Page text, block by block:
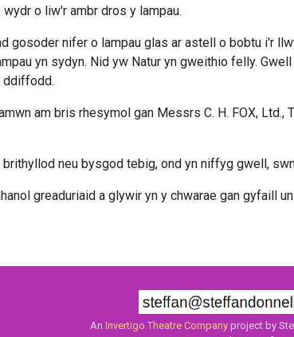
o liw'r ambr dros y lampau.
gosoder nifer o lampau glas ar astell o bobtu i'r
yn sydyn. Nid yw Natur yn gweithio felly.
ddiffodd.
am bris rhesymol gan Messrs C. H. FOX,
brithyllod neu bysgod tebig, ond yn niffyg gwell,
greaduriaid a glywir yn y chwarae gan gyfaill
An Invertigo Theatre Companyproject by